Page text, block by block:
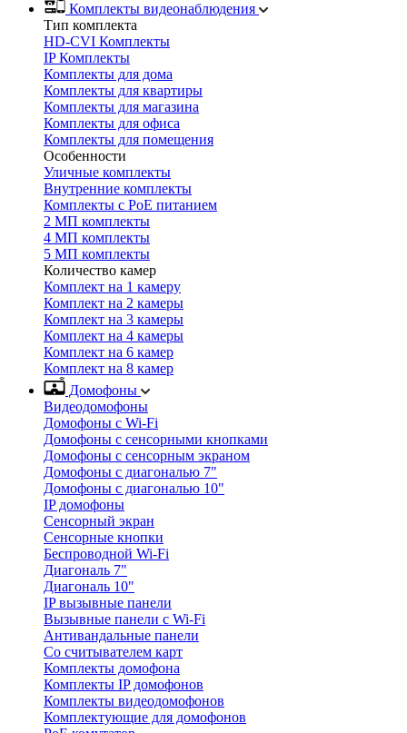
Комплекты видеонаблюдения
Тип комплекта
HD-CVI Комплекты
IP Комплекты
Комплекты для дома
Комплекты для квартиры
Комплекты для магазина
Комплекты для офиса
Комплекты для помещения
Особенности
Уличные комплекты
Внутренние комплекты
Комплекты с PoE питанием
2 МП комплекты
4 МП комплекты
5 МП комплекты
Количество камер
Комплект на 1 камеру
Комплект на 2 камеры
Комплект на 3 камеры
Комплект на 4 камеры
Комплект на 6 камер
Комплект на 8 камер
Домофоны
Видеодомофоны
Домофоны с Wi-Fi
Домофоны с сенсорными кнопками
Домофоны с сенсорным экраном
Домофоны с диагональю 7"
Домофоны с диагональю 10"
IP домофоны
Сенсорный экран
Сенсорные кнопки
Беспроводной Wi-Fi
Диагональ 7"
Диагональ 10"
IP вызывные панели
Вызывные панели с Wi-Fi
Антивандальные панели
Со считывателем карт
Комплекты домофона
Комплекты IP домофонов
Комплекты видеодомофонов
Комплектующие для домофонов